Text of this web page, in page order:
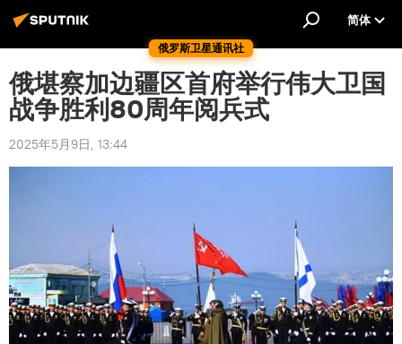
俄罗斯卫星通讯社
简体
俄堪察加边疆区首府举行伟大卫国
战争胜利80周年阅兵式
2025年5月9日, 13:44